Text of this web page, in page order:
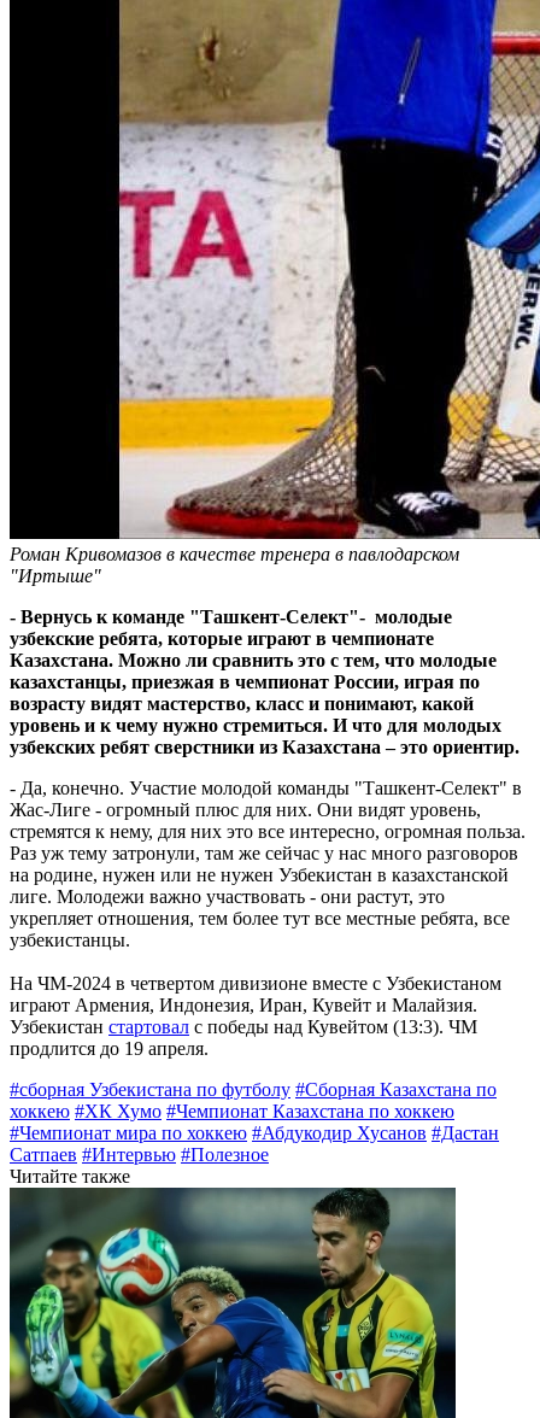
Роман Кривомазов в качестве тренера в павлодарском
"Иртыше"
- Вернусь к команде "Ташкент-Селект"- молодые
узбекские ребята, которые играют в чемпионате
Казахстана. Можно ли сравнить это с тем, что молодые
казахстанцы, приезжая в чемпионат России, играя по
возрасту видят мастерство, класс и понимают, какой
уровень и к чему нужно стремиться. И что для молодых
узбекских ребят сверстники из Казахстана – это ориентир.
- Да, конечно. Участие молодой команды "Ташкент-Селект" в
Жас-Лиге - огромный плюс для них. Они видят уровень,
стремятся к нему, для них это все интересно, огромная польза.
Раз уж тему затронули, там же сейчас у нас много разговоров
на родине, нужен или не нужен Узбекистан в казахстанской
лиге. Молодежи важно участвовать - они растут, это
укрепляет отношения, тем более тут все местные ребята, все
узбекистанцы.
На ЧМ-2024 в четвертом дивизионе вместе с Узбекистаном
играют Армения, Индонезия, Иран, Кувейт и Малайзия.
Узбекистан стартовал с победы над Кувейтом (13:3). ЧМ
продлится до 19 апреля.
#сборная Узбекистана по футболу #Сборная Казахстана по
хоккею #ХК Хумо #Чемпионат Казахстана по хоккею
#Чемпионат мира по хоккею #Абдукодир Хусанов #Дастан
Сатпаев #Интервью #Полезное
Читайте также